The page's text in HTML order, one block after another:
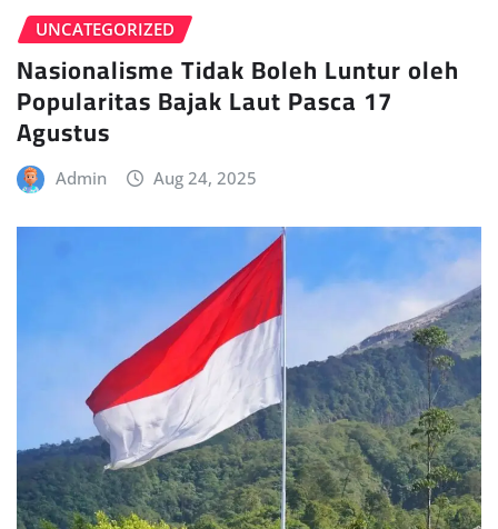
UNCATEGORIZED
Nasionalisme Tidak Boleh Luntur oleh
Popularitas Bajak Laut Pasca 17
Agustus
Admin Aug 24, 2025